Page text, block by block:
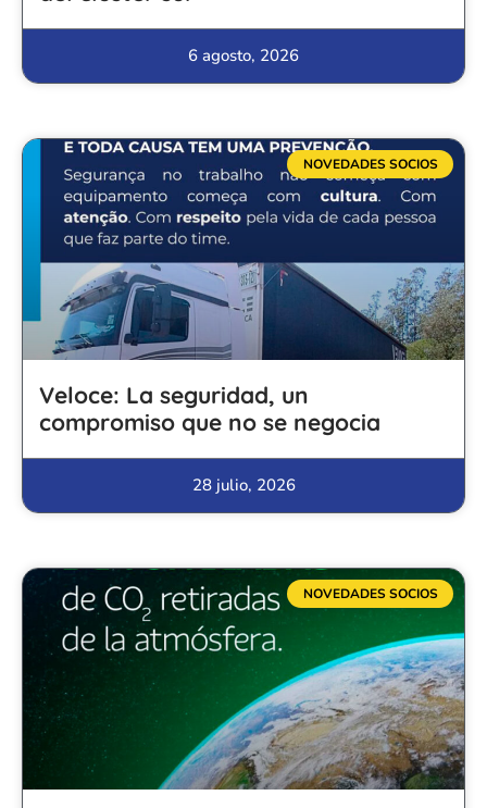
6 agosto, 2026
NOVEDADES SOCIOS
Veloce: La seguridad, un
compromiso que no se negocia
28 julio, 2026
NOVEDADES SOCIOS